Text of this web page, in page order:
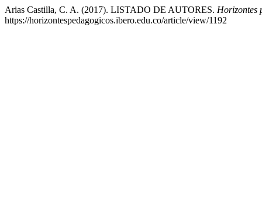
Arias Castilla, C. A. (2017). LISTADO DE AUTORES. Horizontes
https://horizontespedagogicos.ibero.edu.co/article/view/1192